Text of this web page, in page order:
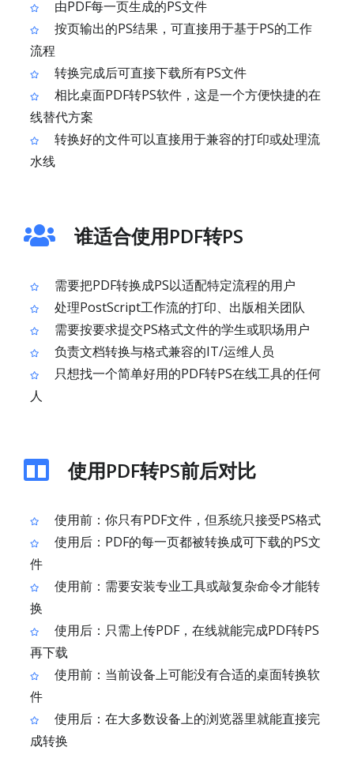
由PDF每一页生成的PS文件
按页输出的PS结果，可直接用于基于PS的工作
流程
转换完成后可直接下载所有PS文件
相比桌面PDF转PS软件，这是一个方便快捷的在
线替代方案
转换好的文件可以直接用于兼容的打印或处理流
水线
谁适合使用PDF转PS
需要把PDF转换成PS以适配特定流程的用户
处理PostScript工作流的打印、出版相关团队
需要按要求提交PS格式文件的学生或职场用户
负责文档转换与格式兼容的IT/运维人员
只想找一个简单好用的PDF转PS在线工具的任何
人
使用PDF转PS前后对比
使用前：你只有PDF文件，但系统只接受PS格式
使用后：PDF的每一页都被转换成可下载的PS文
件
使用前：需要安装专业工具或敲复杂命令才能转
换
使用后：只需上传PDF，在线就能完成PDF转PS
再下载
使用前：当前设备上可能没有合适的桌面转换软
件
使用后：在大多数设备上的浏览器里就能直接完
成转换